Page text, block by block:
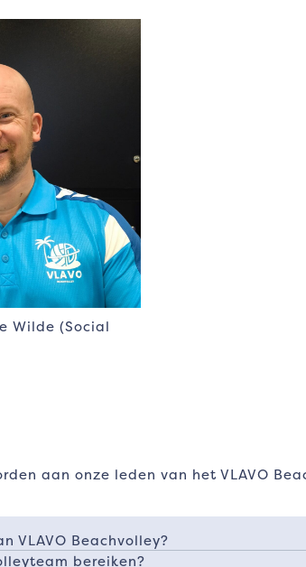
Wilde (Social
aan onze leden van het VLAVO
VLAVO Beachvolley?
bereiken?